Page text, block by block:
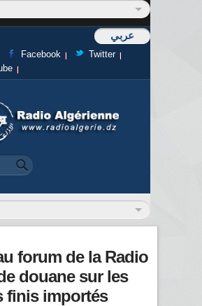
عربي
Facebook
Twitter
de recherche
forum de la Radio
douane sur les
finis importés